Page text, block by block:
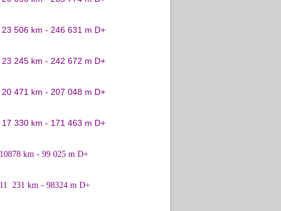
23 506 km - 246 631 m D+
23 245 km - 242 672 m D+
20 471 km - 207 048 m D+
17 330 km - 171 463 m D+
km - 99 025 m D+
231 km - 98324 m D+